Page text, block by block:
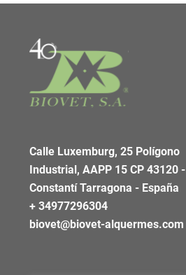
Calle Luxemburg, 25 Polígono
Industrial, AAPP 15 CP 43120 -
Constantí Tarragona - España
+ 34977296304
biovet@biovet-alquermes.com